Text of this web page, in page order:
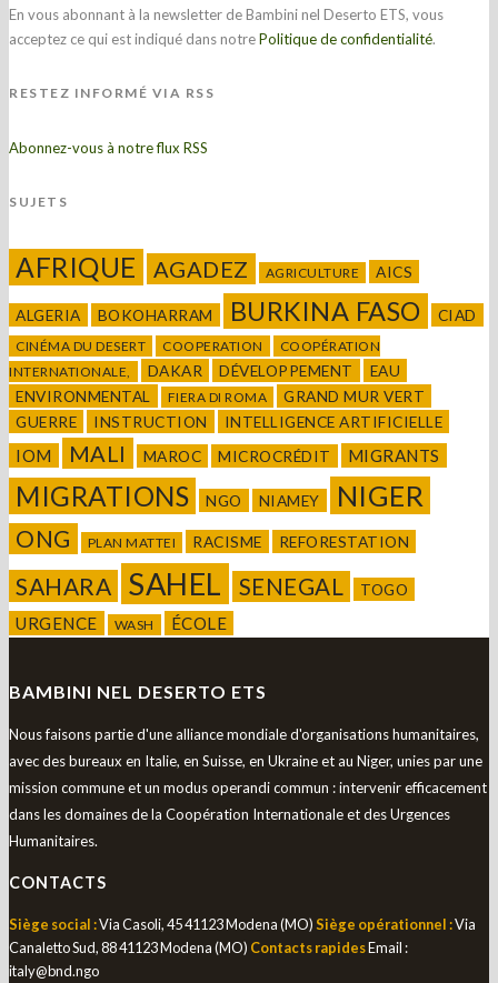
En vous abonnant à la newsletter de Bambini nel Deserto ETS, vous
acceptez ce qui est indiqué dans notrePolitique de confidentialité.
RESTEZ INFORMÉ VIA RSS
Abonnez-vous à notre flux RSS
SUJETS
AFRIQUE AGADEZ AGRICULTURE AICS
ALGERIA BOKOHARRAM BURKINA FASO CIAD
CINÉMA DU DESERT COOPERATION
COOPÉRATION
INTERNATIONALE,
DAKAR DÉVELOPPEMENT
EAU
ENVIRONMENTAL
FIERA DI ROMA
GRAND MUR VERT
GUERRE
INSTRUCTION INTELLIGENCE ARTIFICIELLE
IOM MALI MAROC MICROCRÉDIT MIGRANTS
MIGRATIONS NGO NIAMEY NIGER
ONG PLAN MATTEI RACISME REFORESTATION
SAHARA SAHEL SENEGAL TOGO
URGENCE WASH ÉCOLE
BAMBINI NEL DESERTO ETS
Nous faisons partie d'une alliance mondiale d'organisations humanitaires,
avec des bureaux en Italie, en Suisse, en Ukraine et au Niger, unies par une
mission commune et un modus operandi commun : intervenir efficacement
dans les domaines de la Coopération Internationale et des Urgences
Humanitaires.
CONTACTS
Siège social :Via Casoli, 45 41123 Modena (MO)Siège opérationnel :Via
Canaletto Sud, 88 41123 Modena (MO) Contacts rapidesEmail :
italy@bnd.ngo